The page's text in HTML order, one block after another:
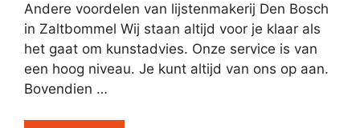
Andere voordelen van lijstenmakerij Den Bosch
in Zaltbommel Wij staan altijd voor je klaar als
het gaat om kunstadvies. Onze service is van
een hoog niveau. Je kunt altijd van ons op aan.
Bovendien …